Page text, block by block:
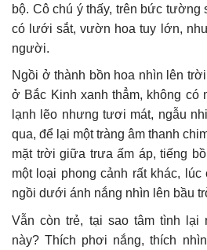
bộ. Cô chú ý thấy, trên bức tường
có lưới sắt, vườn hoa tuy lớn,
người.
Ngồi ở thành bồn hoa nhìn lên
ở Bắc Kinh xanh thẳm, không có
lạnh lẽo nhưng tươi mát, ngẫu
qua, để lại một tràng âm thanh
mặt trời giữa trưa ấm áp, tiếng
một loại phong cảnh rất khác, lúc
ngồi dưới ánh nắng nhìn lên bầu
Vẫn còn trẻ, tại sao tâm tình
này? Thích phơi nắng, thích